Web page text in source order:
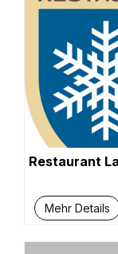
Restaurant
Mehr Details